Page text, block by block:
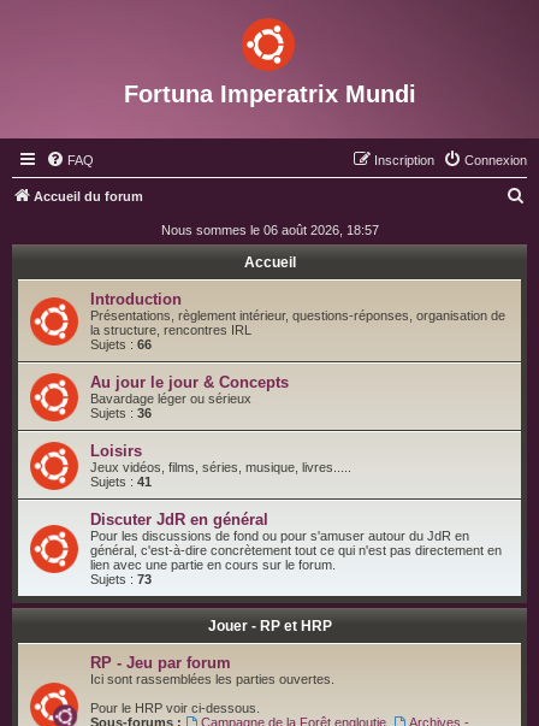
Fortuna Imperatrix Mundi
FAQ Connexion
Inscription
Accueil du forum
Nous sommes le 06 août 2026, 18:57
Accueil
Introduction
Présentations, règlement intérieur, questions-réponses, organisation de
la structure, rencontres IRL
Sujets : 66
Au jour le jour & Concepts
Bavardage léger ou sérieux
Sujets : 36
Loisirs
Jeux vidéos, films, séries, musique, livres.....
Sujets : 41
Discuter JdR en général
Pour les discussions de fond ou pour s'amuser autour du JdR en
général, c'est-à-dire concrètement tout ce qui n'est pas directement en
lien avec une partie en cours sur le forum.
Sujets : 73
Jouer - RP et HRP
RP - Jeu par forum
Ici sont rassemblées les parties ouvertes.
Pour le HRP voir ci-dessous.
Sous-forums :
Campagne de la Forêt engloutie,
Archives -